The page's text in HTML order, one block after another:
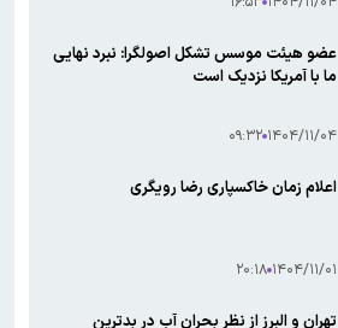
عضو هیئت موسس تشکل اصولگرا: نبرد نهایی
ما با آمریکا نزدیک است
۱۴۰۴/۱۱/۰۴ ۰۹:۳۲
اعلام زمان خاکسپاری رضا رویگری
۱۴۰۴/۱۱/۰۱ ۲۰:۱۸
تهران و البرز از نظر بحران آب در بدترین